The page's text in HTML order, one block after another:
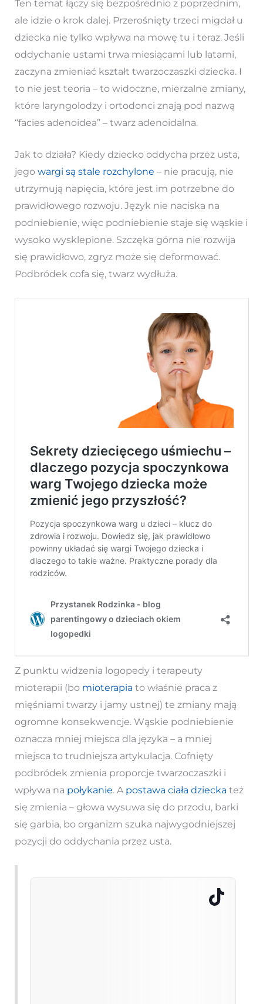
Ten temat łączy się bezpośrednio z poprzednim,
ale idzie o krok dalej. Przerośnięty trzeci migdał u
dziecka nie tylko wpływa na mowę tu i teraz. Jeśli
oddychanie ustami trwa miesiącami lub latami,
zaczyna zmieniać kształt twarzoczaszki dziecka. I
to nie jest teoria – to widoczne, mierzalne zmiany,
które laryngolodzy i ortodonci znają pod nazwą
“facies adenoidea” – twarz adenoidalna.
Jak to działa? Kiedy dziecko oddycha przez usta,
jego wargi są stale rozchylone – nie pracują, nie
utrzymują napięcia, które jest im potrzebne do
prawidłowego rozwoju. Język nie naciska na
podniebienie, więc podniebienie staje się wąskie i
wysoko wysklepione. Szczęka górna nie rozwija
się prawidłowo, zgryz może się deformować.
Podbródek cofa się, twarz wydłuża.
Z punktu widzenia logopedy i terapeuty
mioterapii (bo mioterapia to właśnie praca z
mięśniami twarzy i jamy ustnej) te zmiany mają
ogromne konsekwencje. Wąskie podniebienie
oznacza mniej miejsca dla języka – a mniej
miejsca to trudniejsza artykulacja. Cofnięty
podbródek zmienia proporcje twarzoczaszki i
wpływa na połykanie. A postawa ciała dziecka też
się zmienia – głowa wysuwa się do przodu, barki
się garbia, bo organizm szuka najwygodniejszej
pozycji do oddychania przez usta.